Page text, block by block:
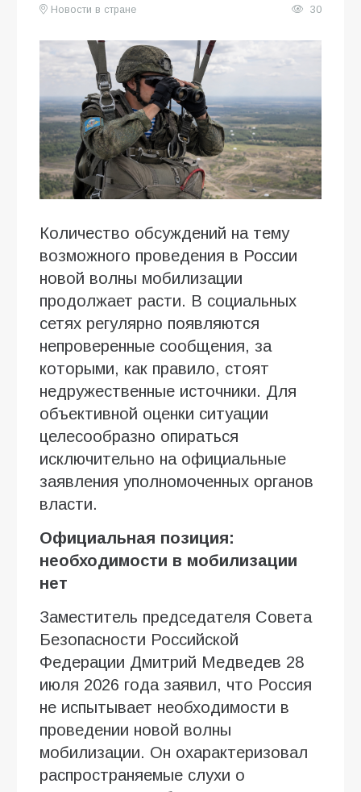
Новости в стране
30
Количество обсуждений на тему
возможного проведения в России
новой волны мобилизации
продолжает расти. В социальных
сетях регулярно появляются
непроверенные сообщения, за
которыми, как правило, стоят
недружественные источники. Для
объективной оценки ситуации
целесообразно опираться
исключительно на официальные
заявления уполномоченных органов
власти.
Официальная позиция:
необходимости в мобилизации
нет
Заместитель председателя Совета
Безопасности Российской
Федерации Дмитрий Медведев 28
июля 2026 года заявил, что Россия
не испытывает необходимости в
проведении новой волны
мобилизации. Он охарактеризовал
распространяемые слухи о